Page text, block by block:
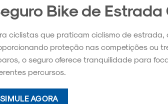
Bike de
ciclistas que praticam ciclismo de estrada,
proteção nas competições ou
o seguro oferece tranquilidade para
percursos.
SIMULE AGORA